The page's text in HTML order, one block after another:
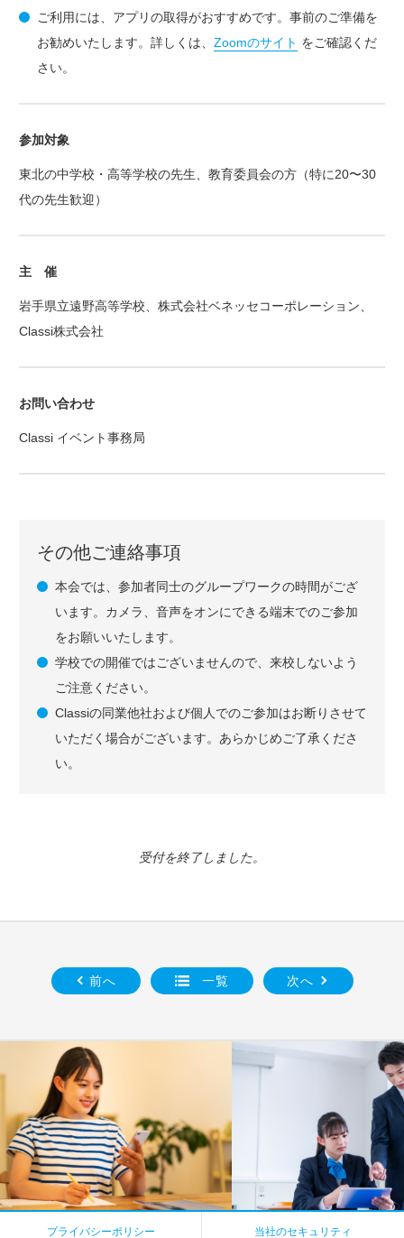
ご利用には、アプリの取得がおすすめです。事前のご準備を
お勧めいたします。詳しくは、 Zoomのサイト をご確認くだ
さい。
参加対象
東北の中学校・高等学校の先生、教育委員会の方（特に20〜30
代の先生歓迎）
主 催
岩手県立遠野高等学校、株式会社ベネッセコーポレーション、
Classi株式会社
お問い合わせ
Classi イベント事務局
その他ご連絡事項
本会では、参加者同士のグループワークの時間がござ
います。カメラ、音声をオンにできる端末でのご参加
をお願いいたします。
学校での開催ではございませんので、来校しないよう
ご注意ください。
Classiの同業他社および個人でのご参加はお断りさせて
いただく場合がございます。あらかじめご了承くださ
い。
受付を終了しました。
前へ 一覧 次へ
プライバシーポリシー 当社のセキュリティ